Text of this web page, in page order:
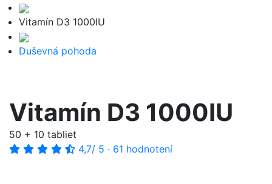
Vitamín D3 1000IU
Duševná pohoda
Vitamín D3 1000IU
50 + 10 tabliet
4,7/ 5 · 61 hodnotení